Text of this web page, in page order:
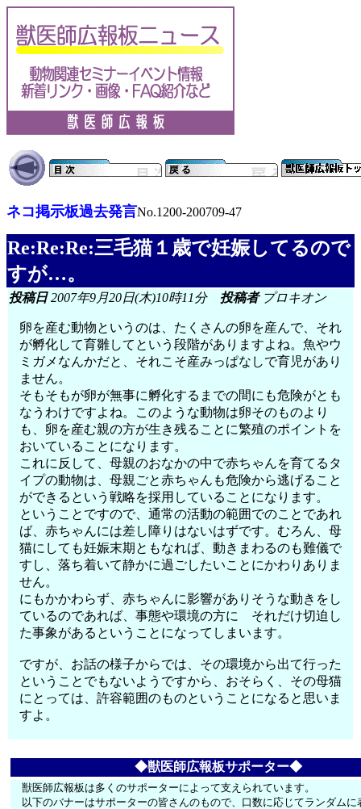
ネコ掲示板過去発言No.1200-200709-47
Re:Re:Re:三毛猫１歳で妊娠してるので
すが…。
投稿日2007年9月20日(木)10時11分 投稿者プロキオン
卵を産む動物というのは、たくさんの卵を産んで、それ
が孵化して育雛してという段階がありますよね。魚やウ
ミガメなんかだと、それこそ産みっぱなしで育児があり
ません。
そもそもが卵が無事に孵化するまでの間にも危険がとも
なうわけですよね。このような動物は卵そのものより
も、卵を産む親の方が生き残ることに繁殖のポイントを
おいていることになります。
これに反して、母親のおなかの中で赤ちゃんを育てるタ
イプの動物は、母親ごと赤ちゃんも危険から逃げること
ができるという戦略を採用していることになります。
ということですので、通常の活動の範囲でのことであれ
ば、赤ちゃんには差し障りはないはずです。むろん、母
猫にしても妊娠末期ともなれば、動きまわるのも難儀で
すし、落ち着いて静かに過ごしたいことにかわりありま
せん。
にもかかわらず、赤ちゃんに影響がありそうな動きをし
ているのであれば、事態や環境の方に それだけ切迫し
た事象があるということになってしまいます。
ですが、お話の様子からでは、その環境から出て行った
ということでもないようですから、おそらく、その母猫
にとっては、許容範囲のものということになると思いま
すよ。
◆獣医師広報板サポーター◆
獣医師広報板は多くのサポーターによって支えられています。
以下のバナーはサポーターの皆さんのもので、口数に応じてランダムに